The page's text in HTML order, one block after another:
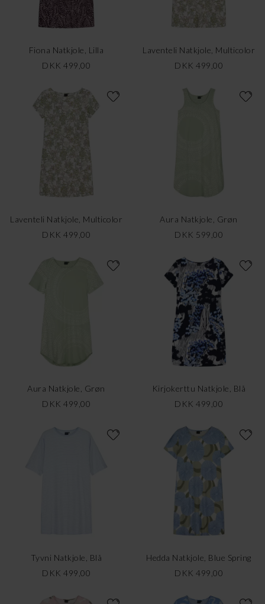
Fiona Natkjole, Lilla
DKK 499,00
Laventeli Natkjole, Multicolor
DKK 499,00
Laventeli Natkjole, Multicolor
DKK 499,00
Aura Natkjole, Grøn
DKK 599,00
Aura Natkjole, Grøn
DKK 499,00
Kirjokerttu Natkjole, Blå
DKK 499,00
Tyvni Natkjole, Blå
DKK 499,00
Hedda Natkjole, Blue Spring
DKK 499,00